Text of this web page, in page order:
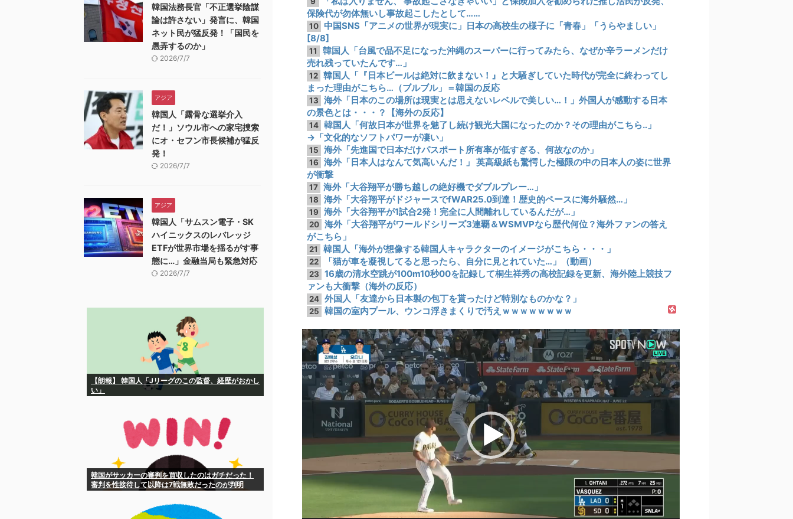
保険代が勿体無いし事故起こしたとして……
10 中国SNS「アニメの世界が現実に」日本の高校生の様子に「青春」「うらやましい」
[8/8]
11
韓国人「台風で品不足になった沖縄のスーパーに行ってみたら、なぜか辛ラーメンだけ
売れ残っていたんです…」
12 韓国人「『日本ビールは絶対に飲まない！』と大騒ぎしていた時代が完全に終わってし
まった理由がこちら…（ブルブル」＝韓国の反応
13
海外「日本のこの場所は現実とは思えないレベルで美しい…！」外国人が感動する日本
の景色とは・・・？【海外の反応】
14 韓国人「何故日本が世界を魅了し続け観光大国になったのか？その理由がこちら‥」
→「文化的なソフトパワーが凄い」
15 海外「先進国で日本だけパスポート所有率が低すぎる、何故なのか」
16
海外「日本人はなんて気高いんだ！」 英高級紙も驚愕した極限の中の日本人の姿に世界
が衝撃
17 海外「大谷翔平が勝ち越しの絶好機でダブルプレー…」
18 海外「大谷翔平がドジャースでfWAR25.0到達！歴史的ペースに海外騒然…」
19 海外「大谷翔平が1試合2発！完全に人間離れしているんだが…」
20 海外「大谷翔平がワールドシリーズ3連覇＆WSMVPなら歴代何位？海外ファンの答え
がこちら」
21 韓国人「海外が想像する韓国人キャラクターのイメージがこちら・・・」
22 「猫が車を凝視してると思ったら、自分に見とれていた…」（動画）
23
16歳の清水空跳が100m10秒00を記録して桐生祥秀の高校記録を更新、海外陸上競技フ
ァンも大衝撃（海外の反応）
24 外国人「友達から日本製の包丁を貰ったけど特別なものかな？」
25 韓国の室内プール、ウンコ浮きまくりで汚えｗｗｗｗｗｗｗｗ
動
画
プ
レ
ヤ
韓国法務長官「不正選挙陰謀
論は許さない」発言に、韓国
ネット民が猛反発！「国民を
愚弄するのか」
2026/7/7
アジア
韓国人「露骨な選挙介入
だ！」ソウル市への家宅捜索
にオ・セフン市長候補が猛反
発！
2026/7/7
アジア
韓国人「サムスン電子・SK
ハイニックスのレバレッジ
ETFが世界市場を揺るがす事
態に…」金融当局も緊急対応
2026/7/7
【朗報】 韓国人「Jリーグのこの監督、経歴がおかし
い」
韓国がサッカーの審判を買収したのはガチだった！
審判を性接待して以降は7戦無敗だったのが判明